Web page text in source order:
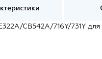
CB542A/716Y/731Y для